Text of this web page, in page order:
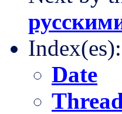
Index(es):
Date